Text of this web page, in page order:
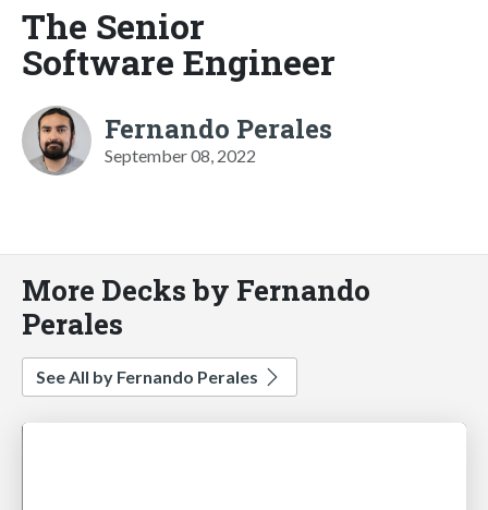
The Senior
Software Engineer
Fernando Perales
September 08, 2022
More Decks by Fernando
Perales
See All by Fernando Perales